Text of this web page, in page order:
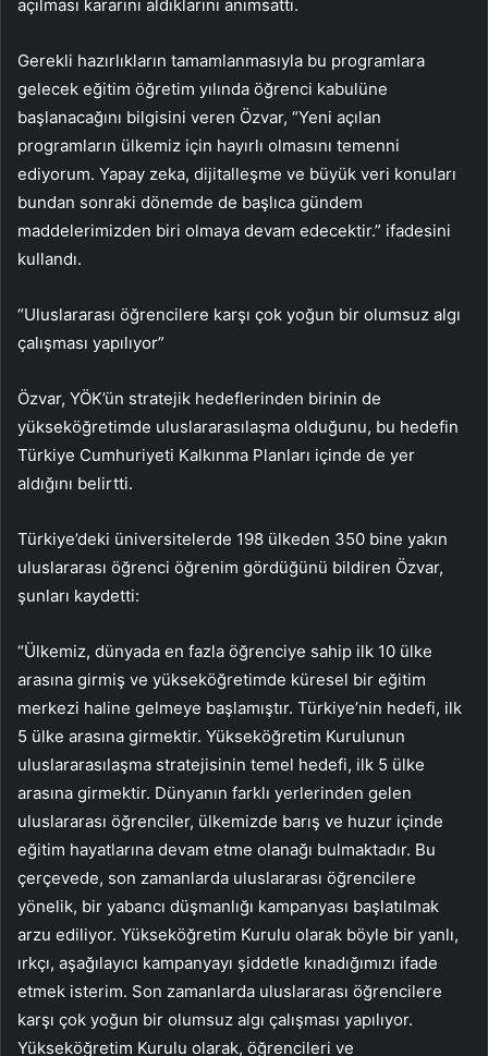
açılması kararını aldıklarını anımsattı.
Gerekli hazırlıkların tamamlanmasıyla bu programlara
gelecek eğitim öğretim yılında öğrenci kabulüne
başlanacağını bilgisini veren Özvar, “Yeni açılan
programların ülkemiz için hayırlı olmasını temenni
ediyorum. Yapay zeka, dijitalleşme ve büyük veri konuları
bundan sonraki dönemde de başlıca gündem
maddelerimizden biri olmaya devam edecektir.” ifadesini
kullandı.
“Uluslararası öğrencilere karşı çok yoğun bir olumsuz algı
çalışması yapılıyor”
Özvar, YÖK’ün stratejik hedeflerinden birinin de
yükseköğretimde uluslararasılaşma olduğunu, bu hedefin
Türkiye Cumhuriyeti Kalkınma Planları içinde de yer
aldığını belirtti.
Türkiye’deki üniversitelerde 198 ülkeden 350 bine yakın
uluslararası öğrenci öğrenim gördüğünü bildiren Özvar,
şunları kaydetti:
“Ülkemiz, dünyada en fazla öğrenciye sahip ilk 10 ülke
arasına girmiş ve yükseköğretimde küresel bir eğitim
merkezi haline gelmeye başlamıştır. Türkiye’nin hedefi, ilk
5 ülke arasına girmektir. Yükseköğretim Kurulunun
uluslararasılaşma stratejisinin temel hedefi, ilk 5 ülke
arasına girmektir. Dünyanın farklı yerlerinden gelen
uluslararası öğrenciler, ülkemizde barış ve huzur içinde
eğitim hayatlarına devam etme olanağı bulmaktadır. Bu
çerçevede, son zamanlarda uluslararası öğrencilere
yönelik, bir yabancı düşmanlığı kampanyası başlatılmak
arzu ediliyor. Yükseköğretim Kurulu olarak böyle bir yanlı,
ırkçı, aşağılayıcı kampanyayı şiddetle kınadığımızı ifade
etmek isterim. Son zamanlarda uluslararası öğrencilere
karşı çok yoğun bir olumsuz algı çalışması yapılıyor.
Yükseköğretim Kurulu olarak, öğrencileri ve